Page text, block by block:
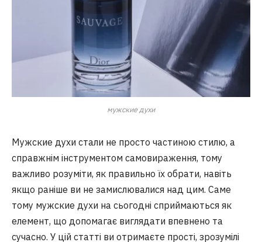
мужские духи
Мужские духи стали не просто частиною стилю, а
справжнім інструментом самовираження, тому
важливо розуміти, як правильно їх обрати, навіть
якщо раніше ви не замислювалися над цим. Саме
тому мужские духи на сьогодні сприймаються як
елемент, що допомагає виглядати впевнено та
сучасно. У цій статті ви отримаєте прості, зрозумілі